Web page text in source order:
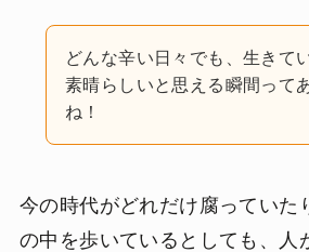
どんな辛い日々でも、生きて
素晴らしいと思える瞬間って
ね！
今の時代がどれだけ腐っていた
の中を歩いているとしても、人